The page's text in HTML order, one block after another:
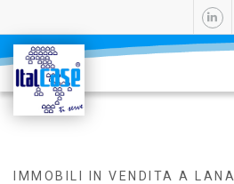
IMMOBILI IN VENDITA A LANA